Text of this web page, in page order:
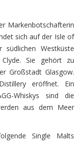
Markenbotschafterin
sich auf der Isle of
Westküste
Sie gehört zu
Großstadt Glasgow.
eröffnet. Ein
Whiskys sind die
aus dem Meer
Single Malts